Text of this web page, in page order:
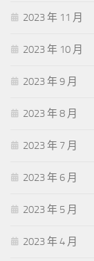
2023 年 11 月
2023 年 10 月
2023 年 9 月
2023 年 8 月
2023 年 7 月
2023 年 6 月
2023 年 5 月
2023 年 4 月